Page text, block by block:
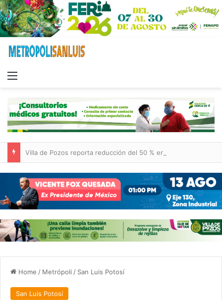
Home / Metrópoli / San Luis Potosí
San Luis Potosí